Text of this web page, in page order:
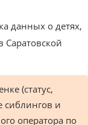
данных о детях,
Саратовской
(статус,
сиблингов и
оператора по